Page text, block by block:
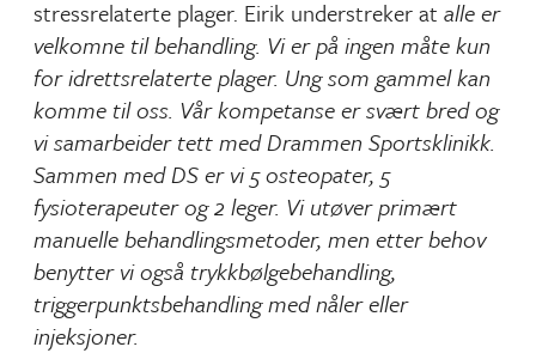
stressrelaterte plager. Eirik understreker at alle er
velkomne til behandling. Vi er på ingen måte kun
for idrettsrelaterte plager. Ung som gammel kan
komme til oss. Vår kompetanse er svært bred og
vi samarbeider tett med Drammen Sportsklinikk.
Sammen med DS er vi 5 osteopater, 5
fysioterapeuter og 2 leger. Vi utøver primært
manuelle behandlingsmetoder, men etter behov
benytter vi også trykkbølgebehandling,
triggerpunktsbehandling med nåler eller
injeksjoner.